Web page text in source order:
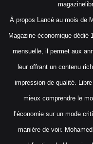
À propos Lancé au mois de
Magazine économique
mensuelle, il permet aux
leur offrant un contenu
impression de qualité.
mieux comprendre le
l’économie sur un mode
manière de voir.